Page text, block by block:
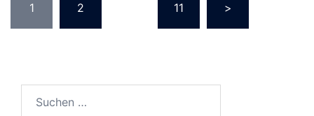
der
Beiträge
1 2 11 >